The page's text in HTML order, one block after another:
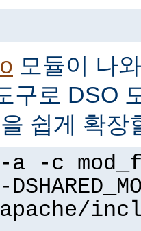
모듈이 나
구로 DSO
쉽게 확장
-c